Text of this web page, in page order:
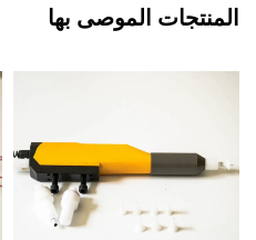
المنتجات الموصى بها